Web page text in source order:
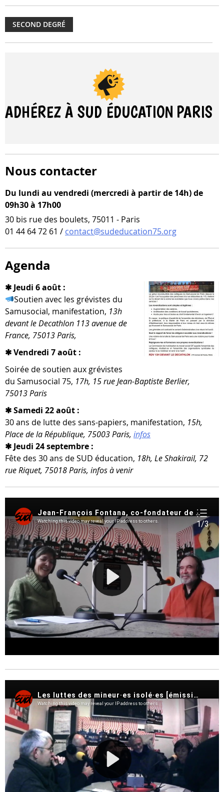
SECOND DEGRÉ
ADHÉREZ À SUD ÉDUCATION PARIS
Nous contacter
Du lundi au vendredi (mercredi à partir de 14h) de
09h30 à 17h00
30 bis rue des boulets, 75011 - Paris
01 44 64 72 61 / contact@sudeducation75.org
Agenda
✱ Jeudi 6 août :
Soutien avec les gré­vistes du
Samusocial, mani­fes­ta­tion, 13h
devant le Decathlon 113 ave­nue de
France, 75013 Paris,
✱ Vendredi 7 août :
Soirée de sou­tien aux gré­vistes
du Samusocial 75, 17h, 15 rue Jean-​Baptiste Berlier,
75013 Paris
✱ Samedi 22 août :
30 ans de lutte des sans-​papiers, mani­fes­ta­tion, 15h,
Place de la République, 75003 Paris, infos
✱ Jeudi 24 septembre :
Fête des 30 ans de SUD édu­ca­tion, 18h, Le Shakirail, 72
rue Riquet, 75018 Paris, infos à venir